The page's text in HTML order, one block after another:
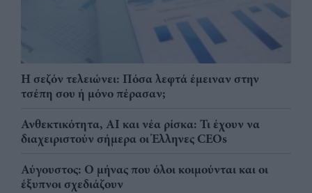
Η σεζόν τελειώνει: Πόσα λεφτά έμειναν στην
τσέπη σου ή μόνο πέρασαν;
Ανθεκτικότητα, AI και νέα ρίσκα: Τι έχουν να
διαχειριστούν σήμερα οι Έλληνες CEOs
Αύγουστος: Ο μήνας που όλοι κοιμούνται και οι
έξυπνοι σχεδιάζουν